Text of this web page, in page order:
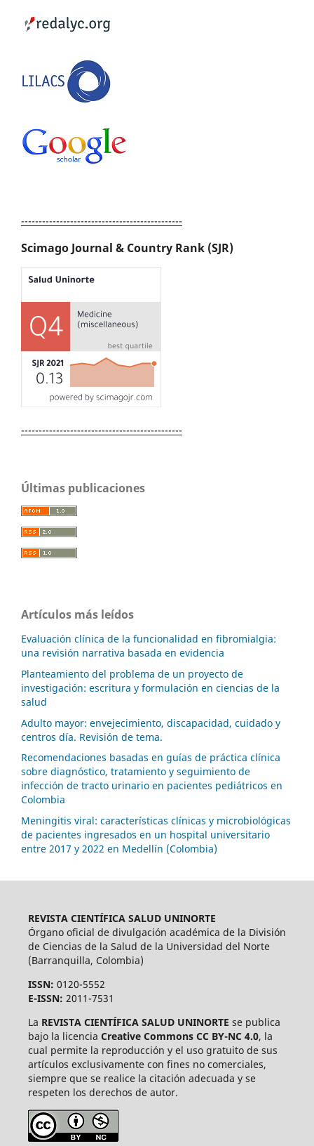
----------------------------------------------
Scimago Journal & Country Rank (SJR)
----------------------------------------------
Últimas publicaciones
Artículos más leídos
Evaluación clínica de la funcionalidad en fibromialgia:
una revisión narrativa basada en evidencia
Planteamiento del problema de un proyecto de
investigación: escritura y formulación en ciencias de la
salud
Adulto mayor: envejecimiento, discapacidad, cuidado y
centros día. Revisión de tema.
Recomendaciones basadas en guías de práctica clínica
sobre diagnóstico, tratamiento y seguimiento de
infección de tracto urinario en pacientes pediátricos en
Colombia
Meningitis viral: características clínicas y microbiológicas
de pacientes ingresados en un hospital universitario
entre 2017 y 2022 en Medellín (Colombia)
REVISTA CIENTÍFICA SALUD UNINORTE
Órgano oficial de divulgación académica de la División
de Ciencias de la Salud de la Universidad del Norte
(Barranquilla, Colombia)
ISSN: 0120-5552
E-ISSN: 2011-7531
La REVISTA CIENTÍFICA SALUD UNINORTE se publica
bajo la licencia Creative Commons CC BY-NC 4.0, la
cual permite la reproducción y el uso gratuito de sus
artículos exclusivamente con fines no comerciales,
siempre que se realice la citación adecuada y se
respeten los derechos de autor.